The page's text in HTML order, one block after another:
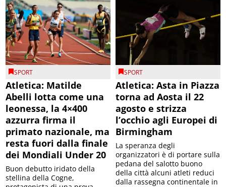
SPORT
Atletica: Matilde
Abelli lotta come una
leonessa, la 4×400
azzurra firma il
primato nazionale, ma
resta fuori dalla finale
dei Mondiali Under 20
Buon debutto iridato della
stellina della Cogne,
SPORT
Atletica: Asta in Piazza
torna ad Aosta il 22
agosto e strizza
l’occhio agli Europei di
Birmingham
La speranza degli
organizzatori è di portare sulla
pedana del salotto buono
della città alcuni atleti reduci
dalla rassegna continentale in